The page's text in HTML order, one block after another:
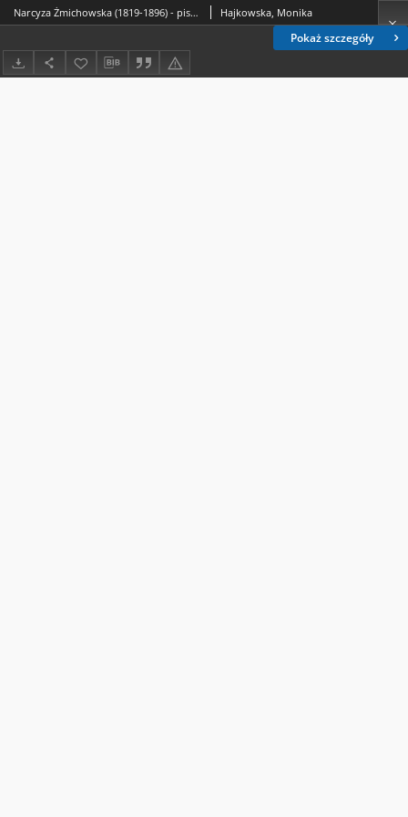
Pokaż szczegóły
Narcyza Żmichowska (1819-1896) - pisarka, działaczka społeczna, nauczycielka Hajkowska, Monika